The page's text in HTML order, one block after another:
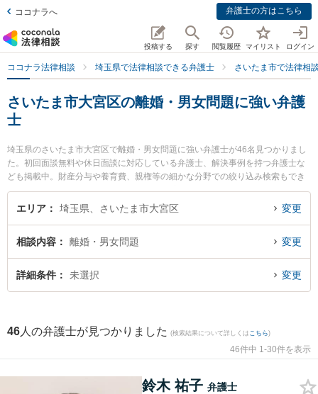
ココナラへ 弁護士の方はこちら
投稿する 探す 閲覧履歴 マイリスト ログイン
ココナラ法律相談 埼玉県で法律相談できる弁護士 さいたま市で法律相
さいたま市大宮区の離婚・男女問題に強い弁護
士
埼玉県のさいたま市大宮区で離婚・男女問題に強い弁護士が46名見つかりまし
た。初回面談無料や休日面談に対応している弁護士、解決事例を持つ弁護士な
ども掲載中。財産分与や養育費、親権等の細かな分野での絞り込み検索もでき
便利です。特にネクスパート法律事務所 大宮オフィスの鈴木 祐子弁護士やサン
ライツ法律事務所の川口 正貴弁護士、ネクスパート法律事務所 大宮オフィスの
今すぐに弁護士に相談したい』『離婚・男女問題のトラブル解決の実績豊富な
近くの弁護士を検索したい』『初回相談無料で離婚・男女問題を法律相談でき
るさいたま市大宮区内の弁護士に相談予約したい』などでお困りの相談者さん
エリア 埼玉県、さいたま市大宮区 変更
相談内容 離婚・男女問題 変更
詳細条件 未選択 変更
46 人の弁護士が見つかりました (検索結果について詳しくは こちら)
46件中 1-30件を表示
鈴木 祐子 弁護士